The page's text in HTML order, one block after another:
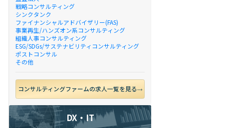
戦略コンサルティング
シンクタンク
ファイナンシャルアドバイザリー(FAS)
事業再生/ハンズオン系コンサルティング
組織人事コンサルティング
ESG/SDGs/サステナビリティコンサルティング
ポストコンサル
その他
コンサルティングファームの求人一覧を見る
DX・IT